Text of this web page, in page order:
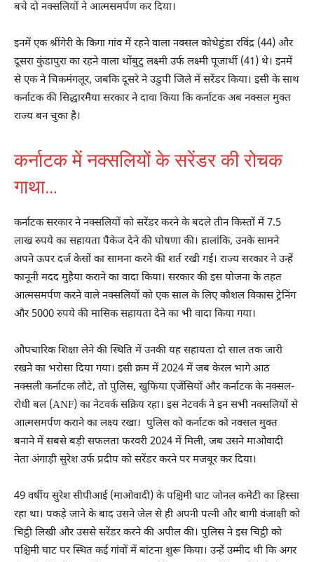
बचे दो नक्सलियों ने आत्मसमर्पण कर दिया।
इनमें एक श्रींगेरी के किगा गांव में रहने वाला नक्सल कोथेहुंडा रविंद्र (44) और
दूसरा कुंडापुरा का रहने वाला थोंबुटु लक्ष्मी उर्फ लक्ष्मी पूजार्थी (41) थे। इनमें
से एक ने चिकमंगलूर, जबकि दूसरे ने उडुपी जिले में सरेंडर किया। इसी के साथ
कर्नाटक की सिद्धारमैया सरकार ने दावा किया कि कर्नाटक अब नक्सल मुक्त
राज्य बन चुका है।
कर्नाटक में नक्सलियों के सरेंडर की रोचक
गाथा…
कर्नाटक सरकार ने नक्सलियों को सरेंडर करने के बदले तीन किस्तों में 7.5
लाख रुपये का सहायता पैकेज देने की घोषणा की। हालांकि, उनके सामने
अपने ऊपर दर्ज केसों का सामना करने की शर्त रखी गई। राज्य सरकार ने उन्हें
कानूनी मदद मुहैया कराने का वादा किया। सरकार की इस योजना के तहत
आत्मसमर्पण करने वाले नक्सलियों को एक साल के लिए कौशल विकास ट्रेनिंग
और 5000 रुपये की मासिक सहायता देने का भी वादा किया गया।
औपचारिक शिक्षा लेने की स्थिति में उनकी यह सहायता दो साल तक जारी
रखने का भरोसा दिया गया। इसी क्रम में 2024 में जब केरल भागे आठ
नक्सली कर्नाटक लौटे, तो पुलिस, खुफिया एजेंसियों और कर्नाटक के नक्सल-
रोधी बल (ANF) का नेटवर्क सक्रिय रहा। इस नेटवर्क ने इन सभी नक्सलियों से
आत्मसमर्पण कराने का लक्ष्य रखा। पुलिस को कर्नाटक को नक्सल मुक्त
बनाने में सबसे बड़ी सफलता फरवरी 2024 में मिली, जब उसने माओवादी
नेता अंगाड़ी सुरेश उर्फ प्रदीप को सरेंडर करने पर मजबूर कर दिया।
49 वर्षीय सुरेश सीपीआई (माओवादी) के पश्चिमी घाट जोनल कमेटी का हिस्सा
रहा था। पकड़े जाने के बाद उसने जेल से ही अपनी पत्नी और बागी वंजाक्षी को
चिट्ठी लिखी और उससे सरेंडर करने की अपील की। पुलिस ने इस चिट्ठी को
पश्चिमी घाट पर स्थित कई गांवों में बांटना शुरू किया। उन्हें उम्मीद थी कि अगर